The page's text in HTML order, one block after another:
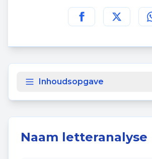
Deel dezeDeel
Inhoudsopgave
Naam letteranalyse